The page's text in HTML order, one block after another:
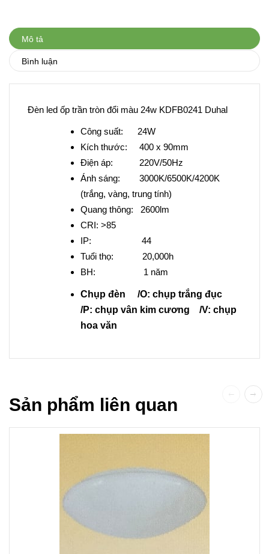
Mô tả
Bình luận
Đèn led ốp trần tròn đổi màu 24w KDFB0241 Duhal
Công suất: 24W
Kích thước: 400 x 90mm
Điện áp: 220V/50Hz
Ánh sáng: 3000K/6500K/4200K
(trắng, vàng, trung tính)
Quang thông: 2600lm
CRI: >85
IP: 44
Tuổi thọ: 20,000h
BH: 1 năm
Chụp đèn /O: chụp trắng đục
/P: chụp vân kim cương /V: chụp
hoa văn
Sản phẩm liên quan